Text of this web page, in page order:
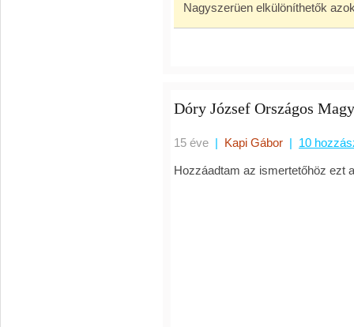
Nagyszerüen elkülöníthetők
Dóry József Országos
15 éve | Kapi Gábor | 10
Hozzáadtam az ismertetőhöz ezt